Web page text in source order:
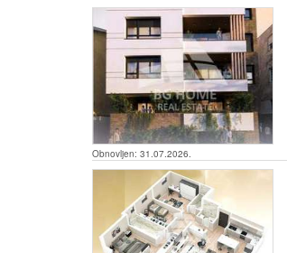
Obnovljen: 31.07.2026.